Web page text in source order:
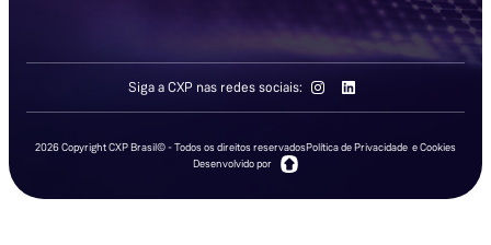
Siga a CXP nas redes sociais:
2026 Copyright CXP Brasil© - Todos os direitos reservadosPolítica de Privacidade e Cookies
Desenvolvido por